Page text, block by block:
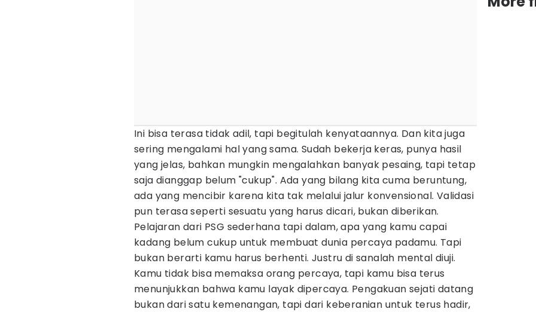
Ini bisa terasa tidak adil, tapi begitulah kenyataannya. Dan kita juga
sering mengalami hal yang sama. Sudah bekerja keras, punya hasil
yang jelas, bahkan mungkin mengalahkan banyak pesaing, tapi tetap
saja dianggap belum "cukup". Ada yang bilang kita cuma beruntung,
ada yang mencibir karena kita tak melalui jalur konvensional. Validasi
pun terasa seperti sesuatu yang harus dicari, bukan diberikan.
Pelajaran dari PSG sederhana tapi dalam, apa yang kamu capai
kadang belum cukup untuk membuat dunia percaya padamu. Tapi
bukan berarti kamu harus berhenti. Justru di sanalah mental diuji.
Kamu tidak bisa memaksa orang percaya, tapi kamu bisa terus
menunjukkan bahwa kamu layak dipercaya. Pengakuan sejati datang
bukan dari satu kemenangan, tapi dari keberanian untuk terus hadir,